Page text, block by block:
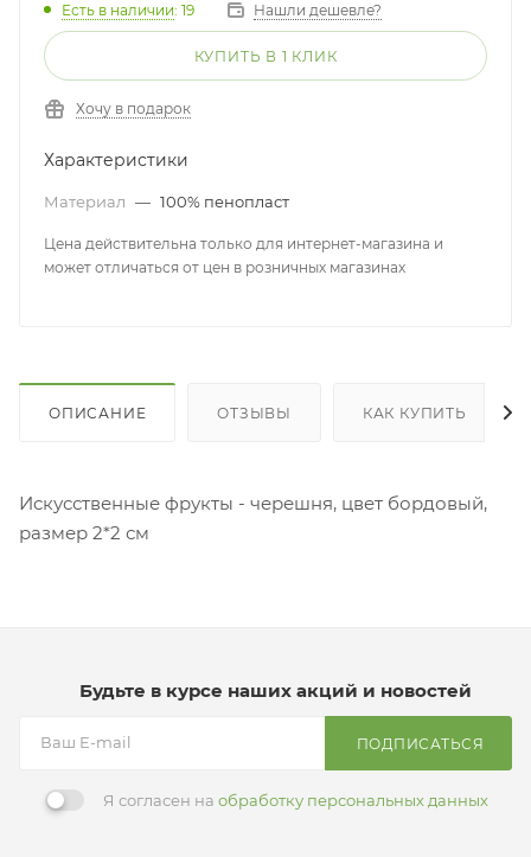
Есть в наличии: 19 Нашли дешевле?
КУПИТЬ В 1 КЛИК
Хочу в подарок
Характеристики
Материал — 100% пенопласт
Цена действительна только для интернет-магазина и
может отличаться от цен в розничных магазинах
ОПИСАНИЕ ОТЗЫВЫ КАК КУПИТЬ
Искусственные фрукты - черешня, цвет бордовый,
размер 2*2 см
Будьте в курсе наших акций и новостей
ПОДПИСАТЬСЯ
Я согласен на обработку персональных данных